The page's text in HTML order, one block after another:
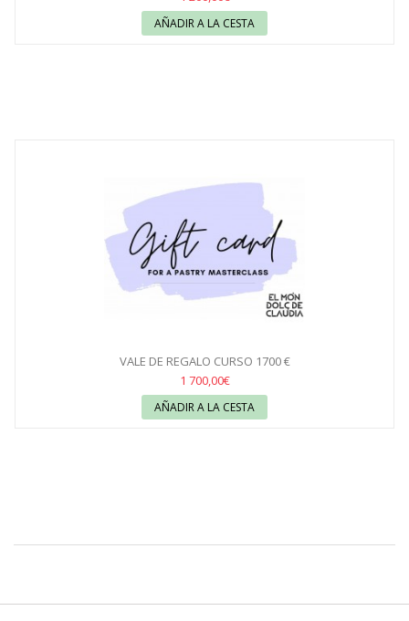
AÑADIR A LA CESTA
VALE DE REGALO CURSO 1700 €
1 700,00€
AÑADIR A LA CESTA